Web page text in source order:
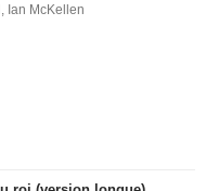
Ian McKellen